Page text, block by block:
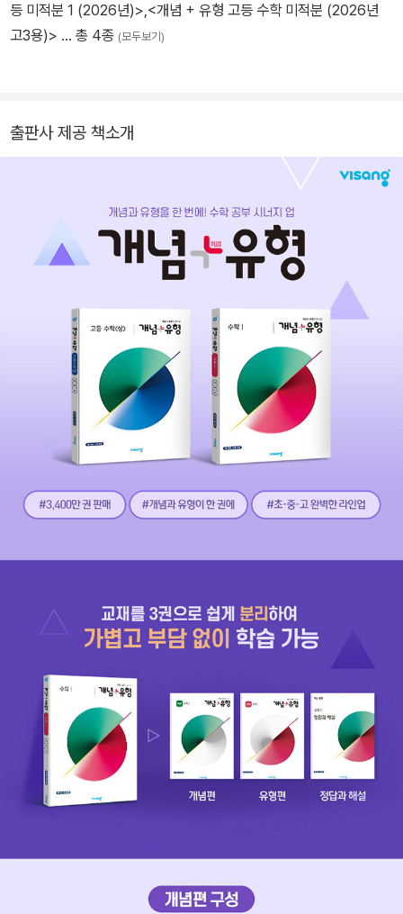
등 미적분 1 (2026년)>,<개념 + 유형 고등 수학 미적분 (2026년
고3용)> … 총 4종 (모두보기)
출판사 제공 책소개